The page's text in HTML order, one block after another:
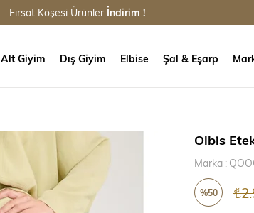
Fırsat Köşesi Ürünler İndirim !
Alt Giyim Dış Giyim Elbise Şal & Eşarp
Olbis
Marka :
%50